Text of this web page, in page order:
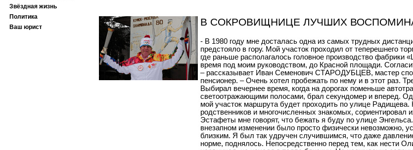
В СОКРОВИЩНИЦЕ ЛУЧШИХ
- В 1980 году мне досталась одна из самых трудных
предстояло в гору. Мой участок проходил от теперешнего
где раньше располагалось головное производство фабрики
время под моим руководством, до Красной площади.
– рассказывает Иван Семенович СТАРОДУБЦЕВ, мастер
пенсионер. – Очень хотел пробежать по нему и в этот раз.
Выбирал вечернее время, когда на дорогах поменьше
светоотражающими полосами, брал секундомер и вперед.
мой участок маршрута будет проходить по улице Радищева.
родственников и многочисленных знакомых, сориентировал
Эстафеты мне говорят, что бежать я буду по улице
внезапном изменении было просто физически невозможно,
близким. Я был так удручен случившимся, что даже
норме, поднялось. Непосредственно перед тем, как нести
Звёздная жизнь
Политика
Ваш юрист